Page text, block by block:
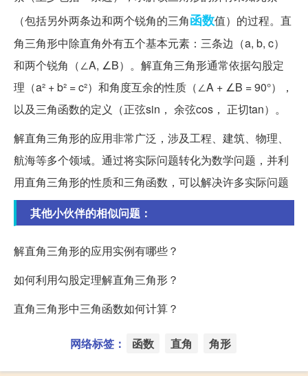
（包括另外两条边和两个锐角的三角函数值）的过程。直
角三角形中除直角外有五个基本元素：三条边（a, b, c）
和两个锐角（∠A, ∠B）。解直角三角形通常依据勾股定
理（a² + b² = c²）和角度互余的性质（∠A + ∠B = 90°），
以及三角函数的定义（正弦sin， 余弦cos， 正切tan）。
解直角三角形的应用非常广泛，涉及工程、建筑、物理、
航海等多个领域。通过将实际问题转化为数学问题，并利
用直角三角形的性质和三角函数，可以解决许多实际问题
其他小伙伴的相似问题：
解直角三角形的应用实例有哪些？
如何利用勾股定理解直角三角形？
直角三角形中三角函数如何计算？
网络标签： 函数 直角 角形